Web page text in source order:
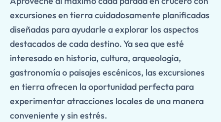
excursiones en tierra cuidadosamente planificadas
diseñadas para ayudarle a explorar los aspectos
destacados de cada destino. Ya sea que esté
interesado en historia, cultura, arqueología,
gastronomía o paisajes escénicos, las excursiones
en tierra ofrecen la oportunidad perfecta para
experimentar atracciones locales de una manera
conveniente y sin estrés.